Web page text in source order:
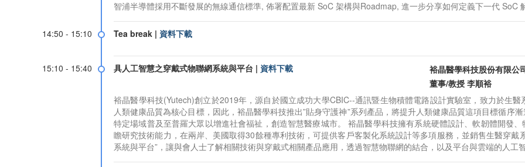
智浦半導體採用不斷發展的無線通信標準, 佈署配置最新 SoC 架構與Roadmap, 進一步分享如何定義下一代 SoC
14:50 - 15:10 Tea break | 資料下載
15:10 - 15:40 具人工智慧之穿戴式物聯網系統與平台 | 資料下載
裕晶醫學科技股份有限公
裕晶醫學科技(Yutech)創立於2019年，源自於國立成功大學CBIC--通訊暨生物積體電路設計實驗室，致力於生
人類健康品質為核心目標，因此，裕晶醫學科技推出”貼身守護神”系列產品，將提升人類健康品質這項目標循序
特定場域普及至普羅大眾以增進社會福祉，創造智慧醫療城市。 裕晶醫學科技擁有系統硬體設計、軟韌體開發
瞻研究技術能力，在兩岸、美國取得30餘種專利技術，可提供客戶客製化系統設計等多項服務，並銷售生醫穿
系統與平台”，讓與會人士了解相關技術與穿戴式相關產品應用，透過智慧物聯網的結合，以及平台與雲端的人